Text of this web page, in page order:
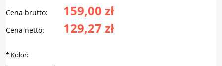
Cena brutto: 159,00 zł
Cena netto: 129,27 zł
* Kolor: